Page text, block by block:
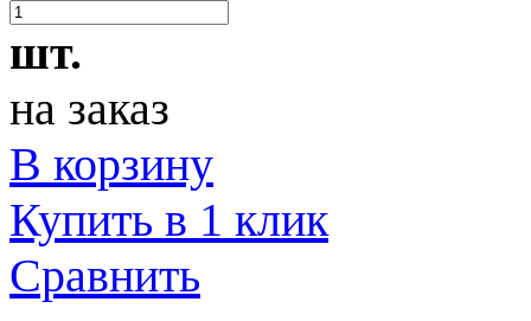
шт.
на заказ
В корзину
Купить в 1 клик
Сравнить